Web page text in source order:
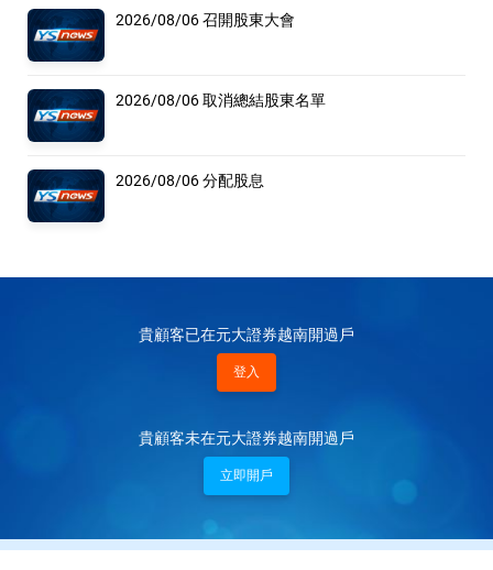
2026/08/06 召開股東大會
2026/08/06 取消總結股東名單
2026/08/06 分配股息
貴顧客已在元大證券越南開過戶
登入
貴顧客未在元大證券越南開過戶
立即開戶